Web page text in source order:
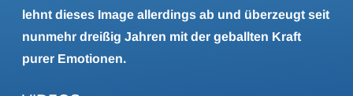
lehnt dieses Image allerdings ab und überzeugt seit
nunmehr dreißig Jahren mit der geballten Kraft
purer Emotionen.